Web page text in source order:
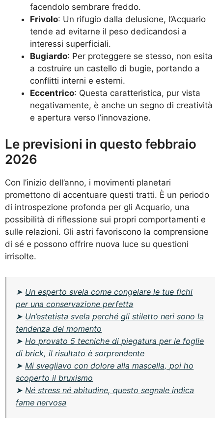
facendolo sembrare freddo.
Frivolo: Un rifugio dalla delusione, l’Acquario
tende ad evitarne il peso dedicandosi a
interessi superficiali.
Bugiardo: Per proteggere se stesso, non esita
a costruire un castello di bugie, portando a
conflitti interni e esterni.
Eccentrico: Questa caratteristica, pur vista
negativamente, è anche un segno di creatività
e apertura verso l’innovazione.
Le previsioni in questo febbraio
2026
Con l’inizio dell’anno, i movimenti planetari
promettono di accentuare questi tratti. È un periodo
di introspezione profonda per gli Acquario, una
possibilità di riflessione sui propri comportamenti e
sulle relazioni. Gli astri favoriscono la comprensione
di sé e possono offrire nuova luce su questioni
irrisolte.
➤ Un esperto svela come congelare le tue fichi
per una conservazione perfetta
➤ Un’estetista svela perché gli stiletto neri sono la
tendenza del momento
➤Ho provato 5 tecniche di piegatura per le foglie
di brick, il risultato è sorprendente
➤Mi svegliavo con dolore alla mascella, poi ho
scoperto il bruxismo
➤Né stress né abitudine, questo segnale indica
fame nervosa